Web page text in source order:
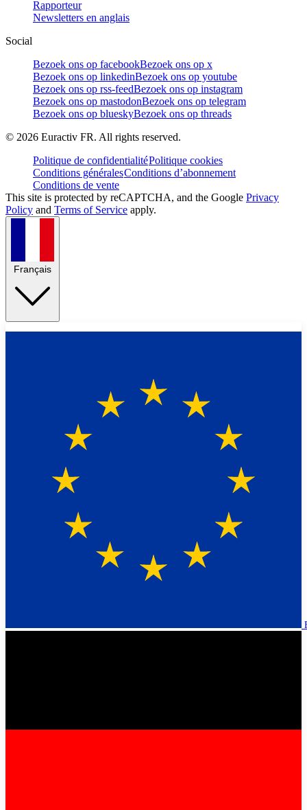
Rapporteur
Newsletters en anglais
Social
Bezoek ons op facebookBezoek ons op x
Bezoek ons op linkedinBezoek ons op youtube
Bezoek ons op rss-feedBezoek ons op instagram
Bezoek ons op mastodonBezoek ons op telegram
Bezoek ons op blueskyBezoek ons op threads
© 2026 Euractiv FR. All rights reserved.
Politique de confidentialitéPolitique cookies
Conditions généralesConditions d’abonnement
Conditions de vente
This site is protected by reCAPTCHA, and the Google Privacy
Policy and Terms of Service apply.
Français